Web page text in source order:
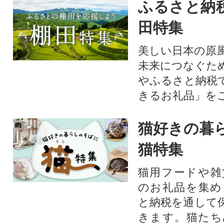
ふるさと納
田特集
美しい日本の原
未来につなぐた
やふるさと納税
きるお礼品」を
猫好きの暮
猫特集
猫用フードや
のお礼品を集
と納税を通して
きます。猫た